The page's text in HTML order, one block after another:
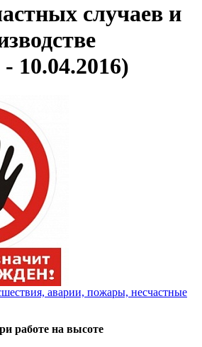
случаев и
10.04.2016)
аварии, пожары, несчастные
работе на высоте